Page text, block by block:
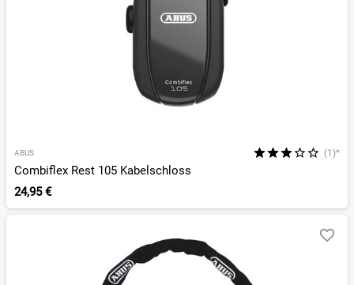
ABUS (1)*
Combiflex Rest 105 Kabelschloss
24,95 €